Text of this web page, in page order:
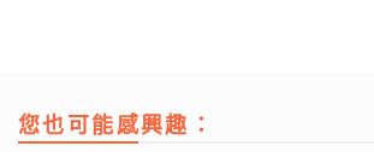
您也可能感興趣：